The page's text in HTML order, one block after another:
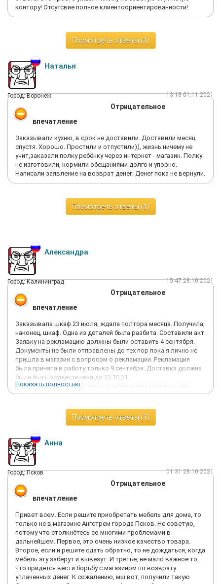
контору! Отсутсвие полное клиентоориентированности!
Посмотреть ответы (1)
Наталья
Город: Воронеж 13:18 01.11.2021
Отрицательное
впечатление
Заказывали кухню, в срок не доставили. Доставили месяц
спустя. Хорошо. Простили и отпустили)), жизнь ничему не
учит,заказали полку ребёнку через интернет - магазин. Полку
не изготовили, кормили обещаниями долго и упорно.
Написали заявление на возврат денег. Денег пока не вернули.
Посмотреть ответы (1)
Александра
Город: Калининград 15:47 28.10.2021
Отрицательное
впечатление
Заказывала шкаф 23 июля, ждала полтора месяца. Получила,
наконец, шкаф. Одна из деталей была разбита. Составили акт.
Заявку на рекламацию должны были оставить 4 сентября.
Документы не были отправлены до тех пор пока я лично не
пришла в магазин с вопросом о рекламации. Рекламация
была принята в работу только 9 сентября. Доставка должна
была быть осуществлена до 23.10.21.
24.10.21 я пришла в магазин с требованием пояснить где
обещанная деталь. Обещали связаться на днях со мной.
Выяснилось, что бракованную деталь грузчики обязаны были
оставить у меня до прибытия сборщика мебели. В том коробе,
шкафа. А в короб с новой деталью не вложили такие стенки.
В итоге, мой шкаф СНОВА НЕ МОГУТ СОБРАТЬ, А ДЕТАЛЬ,
увезённая грузчиками, ОТСУТСТВУЕТ на складе. Я снова БЕЗ
ШКАФА по ВИНЕ компании!!! Перспектива очередного
ожидания в полтора месяца меня КАТЕГОРИЧЕСКИ НЕ
УСТРАИВАЕТ!!!!!!!!!!отвратительная компания!! ни за что не
советую связываться с ней!
Показать полностью
Посмотреть ответы (1)
Анна
Город: Псков 01:31 28.10.2021
Отрицательное
впечатление
Привет всем. Если решите приобретать мебель для дома, то
только не в магазине Ангстрем города Псков. Не советую,
потому что столкнётесь со многими проблемами в
дальнейшем. Первое, это очень низкое качество товара.
Второе, если и решите сдать обратно, то не дождаться, когда
мебель эту заберут и вывезут. И третье, не мало важное то,
что придётся вести борьбу с магазином по возврату
уплаченных денег. К сожалению, мы вот, получили такую